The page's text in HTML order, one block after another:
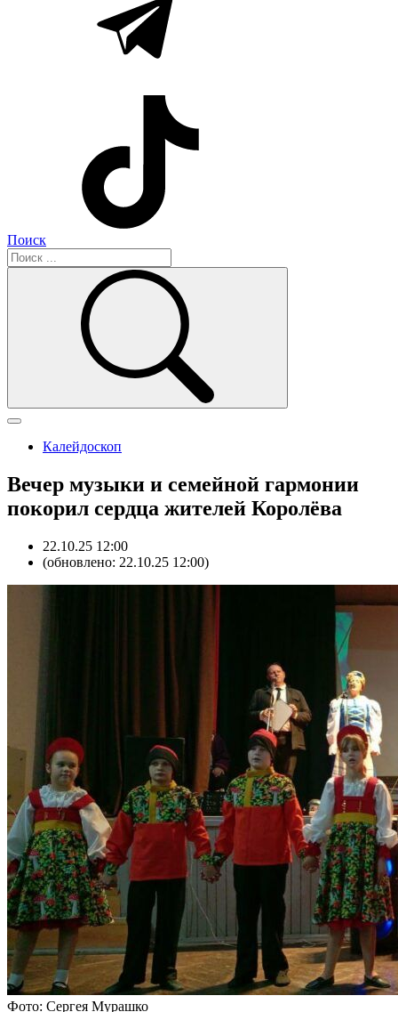
Поиск
Калейдоскоп
Вечер музыки и семейной гармонии
покорил сердца жителей Королёва
22.10.25 12:00
(обновлено: 22.10.25 12:00)
Фото: Сергея Мурашко